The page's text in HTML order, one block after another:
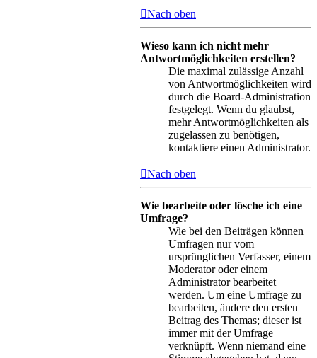
Nach oben
Wieso kann ich nicht mehr
Antwortmöglichkeiten erstellen?
Die maximal zulässige Anzahl
von Antwortmöglichkeiten wird
durch die Board-Administration
festgelegt. Wenn du glaubst,
mehr Antwortmöglichkeiten als
zugelassen zu benötigen,
kontaktiere einen Administrator.
Nach oben
Wie bearbeite oder lösche ich eine
Umfrage?
Wie bei den Beiträgen können
Umfragen nur vom
ursprünglichen Verfasser, einem
Moderator oder einem
Administrator bearbeitet
werden. Um eine Umfrage zu
bearbeiten, ändere den ersten
Beitrag des Themas; dieser ist
immer mit der Umfrage
verknüpft. Wenn niemand eine